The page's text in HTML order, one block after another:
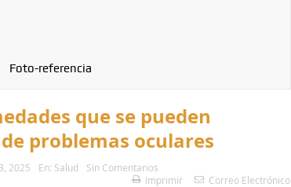
Foto-referencia
que se pueden
problemas oculares
2025 En: Salud
Sin Comentarios
Imprimir
Correo Electrónico